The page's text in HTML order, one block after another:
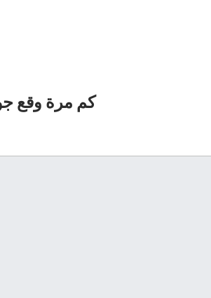
كم مرة وقع